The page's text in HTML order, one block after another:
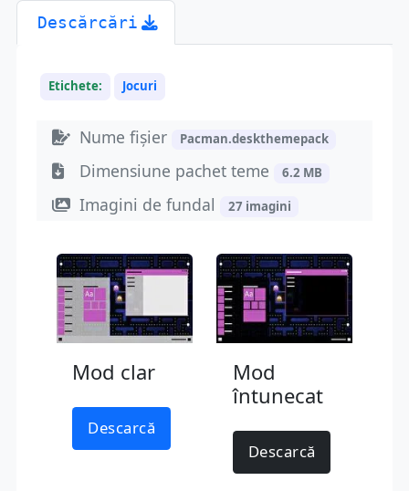
Descărcări
Etichete: Jocuri
Nume fișier Pacman.deskthemepack
Dimensiune pachet teme 6.2 MB
Imagini de fundal 27 imagini
Mod clar
Descarcă
Mod
întunecat
Descarcă